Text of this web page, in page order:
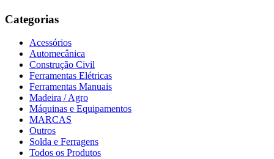
Categorias
Acessórios
Automecânica
Construção Civil
Ferramentas Elétricas
Ferramentas Manuais
Madeira / Agro
Máquinas e Equipamentos
MARCAS
Outros
Solda e Ferragens
Todos os Produtos